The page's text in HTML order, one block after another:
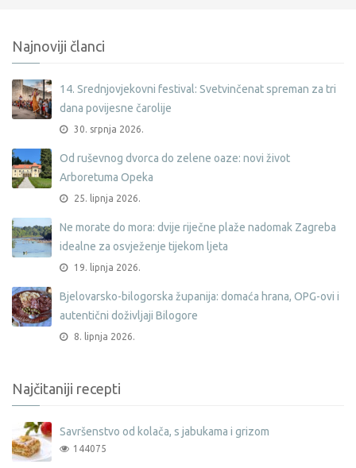
Najnoviji članci
14. Srednjovjekovni festival: Svetvinčenat spreman za tri
dana povijesne čarolije
30. srpnja 2026.
Od ruševnog dvorca do zelene oaze: novi život
Arboretuma Opeka
25. lipnja 2026.
Ne morate do mora: dvije riječne plaže nadomak Zagreba
idealne za osvježenje tijekom ljeta
19. lipnja 2026.
Bjelovarsko-bilogorska županija: domaća hrana, OPG-ovi i
autentični doživljaji Bilogore
8. lipnja 2026.
Najčitaniji recepti
Savršenstvo od kolača, s jabukama i grizom
144075